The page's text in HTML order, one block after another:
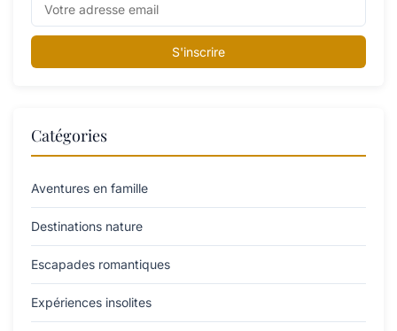
S'inscrire
Catégories
Aventures en famille
Destinations nature
Escapades romantiques
Expériences insolites